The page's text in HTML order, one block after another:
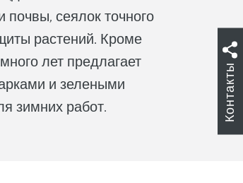
почвы, сеялок точного
растений. Кроме
лет предлагает
и зелеными
зимних работ.
Контакты